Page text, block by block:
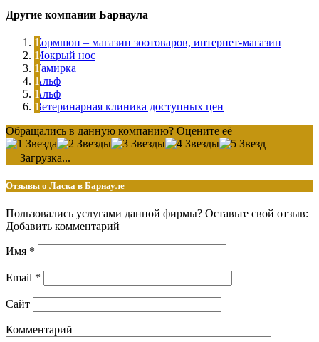
Другие компании Барнаула
Кормшоп – магазин зоотоваров, интернет-магазин
Мокрый нос
Тамирка
Альф
Альф
Ветеринарная клиника доступных цен
Обращались в данную компанию? Оцените её
Загрузка...
Отзывы о Ласка в Барнауле
Пользовались услугами данной фирмы? Оставьте свой отзыв:
Добавить комментарий
Имя *
Email *
Сайт
Комментарий